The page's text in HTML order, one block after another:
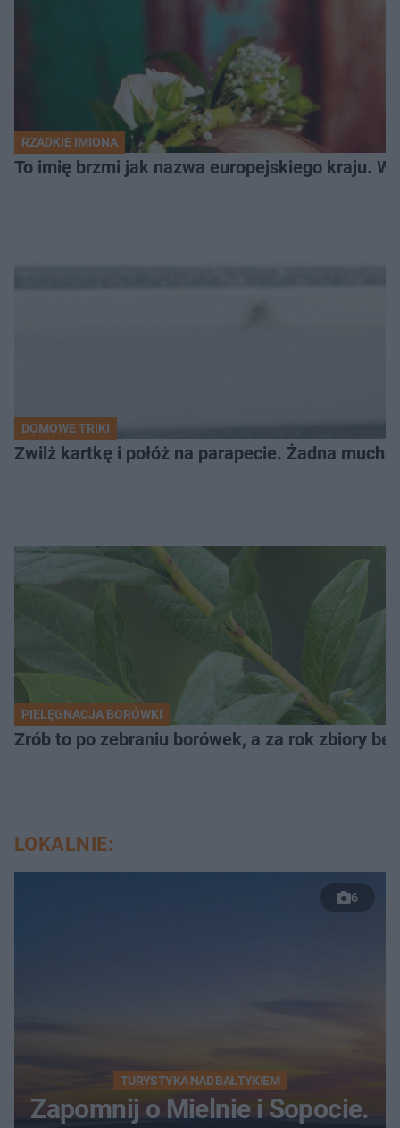
RZADKIE IMIONA
To imię brzmi jak nazwa europejskiego kraju.
DOMOWE TRIKI
Zwilż kartkę i połóż na parapecie. Żadna
PIELĘGNACJA BORÓWKI
Zrób to po zebraniu borówek, a za rok zbiory
LOKALNIE:
6
TURYSTYKA NAD BAŁTYKIEM
Zapomnij o Mielnie i Sopocie.